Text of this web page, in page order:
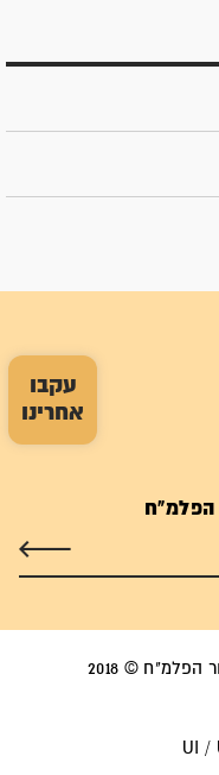
עקבו
אחרינו
הפלמ"ח
© 2018
UI /